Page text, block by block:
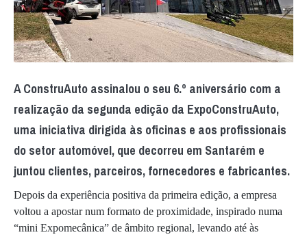
A ConstruAuto assinalou o seu 6.º aniversário com a
realização da segunda edição da ExpoConstruAuto,
uma iniciativa dirigida às oficinas e aos profissionais
do setor automóvel, que decorreu em Santarém e
juntou clientes, parceiros, fornecedores e fabricantes.
Depois da experiência positiva da primeira edição, a empresa
voltou a apostar num formato de proximidade, inspirado numa
“mini Expomecânica” de âmbito regional, levando até às